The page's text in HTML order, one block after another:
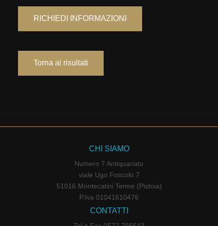
RICHIEDI INFORMAZIONI
Torna ai risultati
CHI SIAMO
Numero 7 Antiquariato
viale Ugo Foscolo 7
51016 Montecatini Terme (Pistoia)
P.Iva 01041610476
CONTATTI